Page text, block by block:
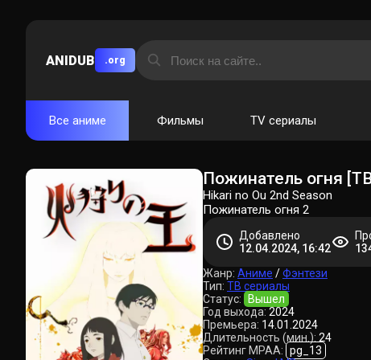
ANIDUB .org
Все аниме Фильмы TV сериалы
Пожинатель огня
Hikari no Ou 2nd Season
Пожинатель огня 2
Добавлено
12.04.2024, 16:42
Жанр: Аниме /Фэнтези
Тип: ТВ сериалы
Статус:
Вышел
Год выхода: 2024
Премьера: 14.01.2024
Длительность (мин.): 24
Рейтинг MPAA: pg_13